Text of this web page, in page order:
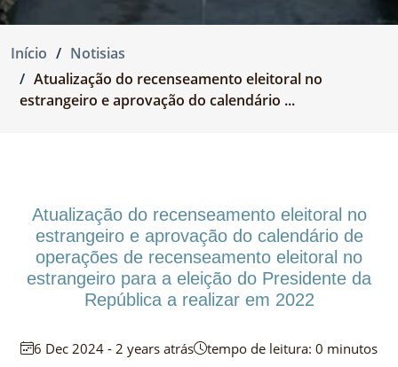
Início
Notisias
Atualização do recenseamento eleitoral no
estrangeiro e aprovação do calendário ...
Atualização do recenseamento eleitoral no
estrangeiro e aprovação do calendário de
operações de recenseamento eleitoral no
estrangeiro para a eleição do Presidente da
República a realizar em 2022
6 Dec 2024 - 2 years atrás tempo de leitura: 0 minutos